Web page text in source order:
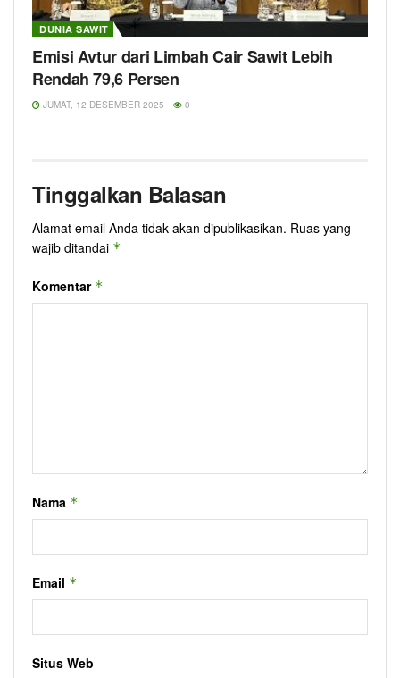
DUNIA SAWIT
Emisi Avtur dari Limbah Cair Sawit Lebih
Rendah 79,6 Persen
JUMAT, 12 DESEMBER 2025 0
Tinggalkan Balasan
Alamat email Anda tidak akan dipublikasikan. Ruas yang
wajib ditandai *
Komentar *
Nama *
Email *
Situs Web